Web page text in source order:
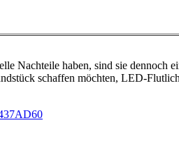
Nachteile haben, sind sie dennoch
schaffen möchten, LED-